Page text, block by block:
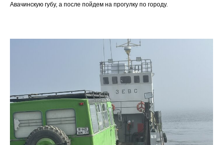
Авачинскую губу, а после пойдем на прогулку по городу.